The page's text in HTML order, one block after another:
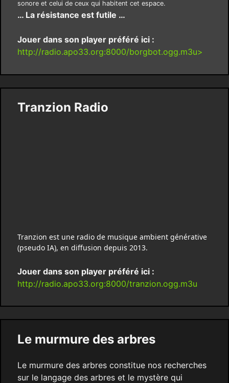
sonore et celui de ceux qui habitent cet espace.
… La résistance est futile …
Jouer dans son player préféré ici :
http://radio.apo33.org:8000/borgbot.ogg.m3u>
Tranzion Radio
Tranzion est une radio de musique ambient générative
(pseudo IA), en diffusion depuis 2013.
Jouer dans son player préféré ici :
http://radio.apo33.org:8000/tranzion.ogg.m3u
Le murmure des arbres
Le murmure des arbres constitue nos recherches
sur le langage des arbres et le mystère qui